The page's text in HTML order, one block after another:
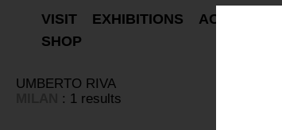
UMBERTO RIVA
: 1 results
VISIT EXHIBITIONS ACTIVITIES
SHOP